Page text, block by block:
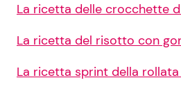
La ricetta delle crocchette
La ricetta del risotto con
La ricetta sprint della